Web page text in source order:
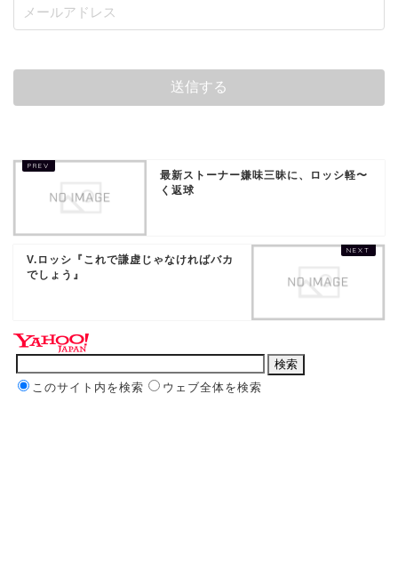
最新ストーナー嫌味三昧に、ロッシ軽〜
く返球
V.ロッシ『これで謙虚じゃなければバカ
でしょう』
このサイト内を検索 ウェブ全体を検索